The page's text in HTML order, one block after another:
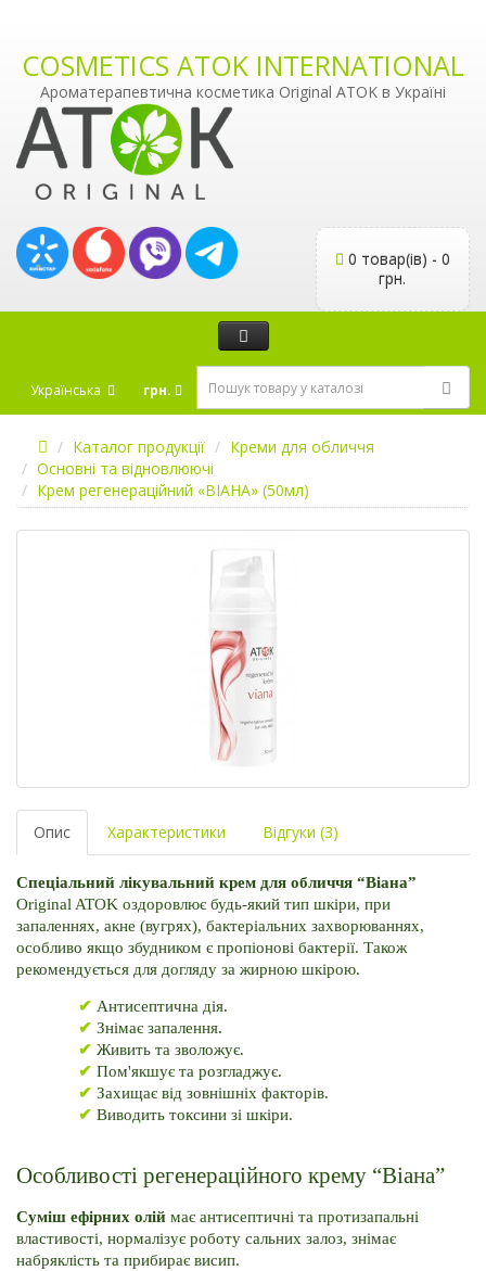
COSMETICS ATOK INTERNATIONAL
Ароматерапевтична косметика Original ATOK в Україні
0 товар(ів) - 0
грн.
Українська грн.
Каталог продукції
Креми для обличчя
Основні та відновлюючі
Крем регенераційний «ВІАНА» (50мл)
Опис Характеристики Відгуки (3)
Original ATOK оздоровлює будь-який тип шкіри, при
запаленнях, акне (вугрях), бактеріальних захворюваннях,
особливо якщо збудником є ​​пропіонові бактерії. Також
рекомендується для догляду за жирною шкірою.
✔ Антисептична дія.
✔ Знімає запалення.
✔ Живить та зволожує.
✔ Пом'якшує та розгладжує.
✔ Захищає від зовнішніх факторів.
✔ Виводить токсини зі шкіри.
Особливості регенераційного крему “Віана”
Суміш ефірних олій має антисептичні та протизапальні
властивості, нормалізує роботу сальних залоз, знімає
набряклість та прибирає висип.